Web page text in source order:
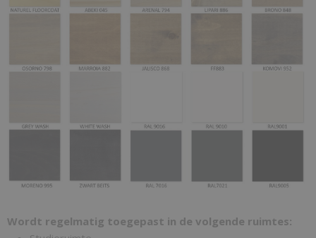
Wordt regelmatig toegepast in de volgende ruimtes: